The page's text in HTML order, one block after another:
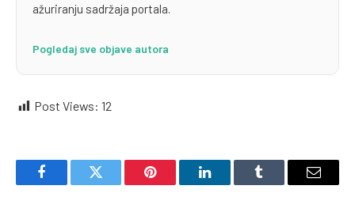
ažuriranju sadržaja portala.
Pogledaj sve objave autora
Post Views: 12
FacebookTwitter Pinterest LinkedInTumblr Email